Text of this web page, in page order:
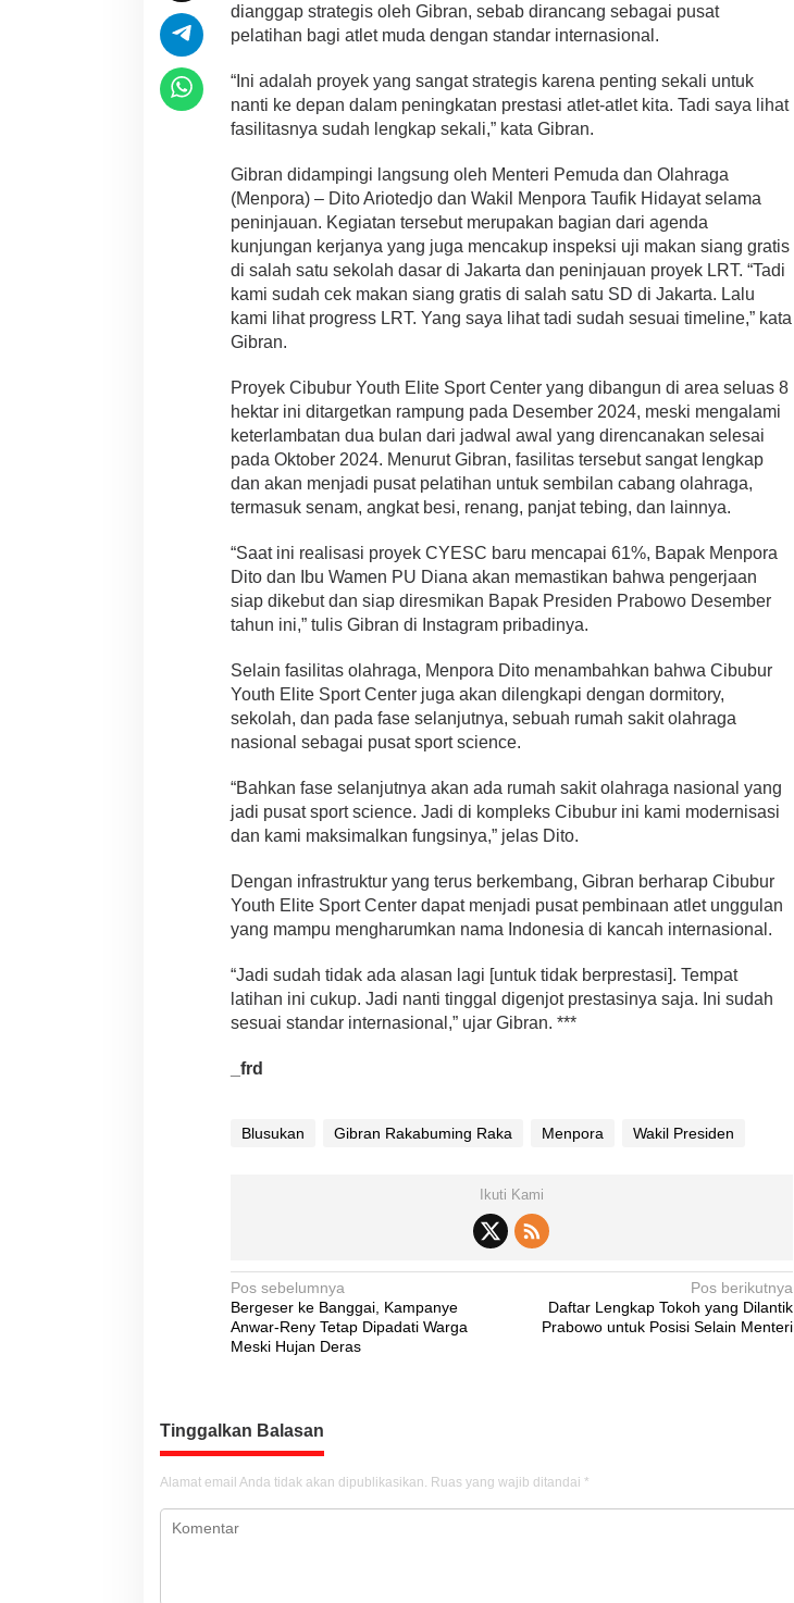
dianggap strategis oleh Gibran, sebab dirancang sebagai pusat
pelatihan bagi atlet muda dengan standar internasional.
“Ini adalah proyek yang sangat strategis karena penting sekali untuk
nanti ke depan dalam peningkatan prestasi atlet-atlet kita. Tadi saya lihat
fasilitasnya sudah lengkap sekali,” kata Gibran.
Gibran didampingi langsung oleh Menteri Pemuda dan Olahraga
(Menpora) – Dito Ariotedjo dan Wakil Menpora Taufik Hidayat selama
peninjauan. Kegiatan tersebut merupakan bagian dari agenda
kunjungan kerjanya yang juga mencakup inspeksi uji makan siang gratis
di salah satu sekolah dasar di Jakarta dan peninjauan proyek LRT. “Tadi
kami sudah cek makan siang gratis di salah satu SD di Jakarta. Lalu
kami lihat progress LRT. Yang saya lihat tadi sudah sesuai timeline,” kata
Gibran.
Proyek Cibubur Youth Elite Sport Center yang dibangun di area seluas 8
hektar ini ditargetkan rampung pada Desember 2024, meski mengalami
keterlambatan dua bulan dari jadwal awal yang direncanakan selesai
pada Oktober 2024. Menurut Gibran, fasilitas tersebut sangat lengkap
dan akan menjadi pusat pelatihan untuk sembilan cabang olahraga,
termasuk senam, angkat besi, renang, panjat tebing, dan lainnya.
“Saat ini realisasi proyek CYESC baru mencapai 61%, Bapak Menpora
Dito dan Ibu Wamen PU Diana akan memastikan bahwa pengerjaan
siap dikebut dan siap diresmikan Bapak Presiden Prabowo Desember
tahun ini,” tulis Gibran di Instagram pribadinya.
Selain fasilitas olahraga, Menpora Dito menambahkan bahwa Cibubur
Youth Elite Sport Center juga akan dilengkapi dengan dormitory,
sekolah, dan pada fase selanjutnya, sebuah rumah sakit olahraga
nasional sebagai pusat sport science.
“Bahkan fase selanjutnya akan ada rumah sakit olahraga nasional yang
jadi pusat sport science. Jadi di kompleks Cibubur ini kami modernisasi
dan kami maksimalkan fungsinya,” jelas Dito.
Dengan infrastruktur yang terus berkembang, Gibran berharap Cibubur
Youth Elite Sport Center dapat menjadi pusat pembinaan atlet unggulan
yang mampu mengharumkan nama Indonesia di kancah internasional.
“Jadi sudah tidak ada alasan lagi [untuk tidak berprestasi]. Tempat
latihan ini cukup. Jadi nanti tinggal digenjot prestasinya saja. Ini sudah
sesuai standar internasional,” ujar Gibran. ***
_frd
Blusukan Gibran Rakabuming Raka Menpora Wakil Presiden
Ikuti Kami
N
a
v
a
s
i
p
Pos sebelumnya
Bergeser ke Banggai, Kampanye
Anwar-Reny Tetap Dipadati Warga
Meski Hujan Deras
Pos berikutnya
Daftar Lengkap Tokoh yang Dilantik
Prabowo untuk Posisi Selain Menteri
Tinggalkan Balasan
Alamat email Anda tidak akan dipublikasikan. Ruas yang wajib ditandai *